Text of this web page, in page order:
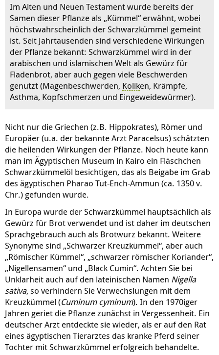
Im Alten und Neuen Testament wurde bereits der
Samen dieser Pflanze als „Kümmel“ erwähnt, wobei
höchstwahrscheinlich der Schwarzkümmel gemeint
ist. Seit Jahrtausenden sind verschiedene Wirkungen
der Pflanze bekannt: Schwarzkümmel wird in der
arabischen und islamischen Welt als Gewürz für
Fladenbrot, aber auch gegen viele Beschwerden
genutzt (Magenbeschwerden, Koliken, Krämpfe,
Asthma, Kopfschmerzen und Eingeweidewürmer).
Nicht nur die Griechen (z.B. Hippokrates), Römer und
Europäer (u.a. der bekannte Arzt Paracelsus) schätzten
die heilenden Wirkungen der Pflanze. Noch heute kann
man im Ägyptischen Museum in Kairo ein Fläschchen
Schwarzkümmelöl besichtigen, das als Beigabe im Grab
des ägyptischen Pharao Tut-Ench-Ammun (ca. 1350 v.
Chr.) gefunden wurde.
In Europa wurde der Schwarzkümmel hauptsächlich als
Gewürz für Brot verwendet und ist daher im deutschen
Sprachgebrauch auch als Brotwurz bekannt. Weitere
Synonyme sind „Schwarzer Kreuzkümmel“, aber auch
„Römischer Kümmel“, „schwarzer römischer Koriander“,
„Nigellensamen“ und „Black Cumin“. Achten Sie bei
Unklarheit auch auf den lateinischen Namen Nigella
sativa, so verhindern Sie Verwechslungen mit dem
Kreuzkümmel (Cuminum cyminum). In den 1970iger
Jahren geriet die Pflanze zunächst in Vergessenheit. Ein
deutscher Arzt entdeckte sie wieder, als er auf den Rat
eines ägyptischen Tierarztes das kranke Pferd seiner
Tochter mit Schwarzkümmel erfolgreich behandelte.